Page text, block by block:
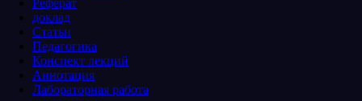
доклад
Статьи
Педагогика
Конспект лекций
Аннотация
Лабораторная работа